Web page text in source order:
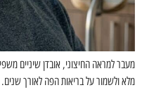
מעבר למראה החיצוני, אובדן שיניים
מלא ולשמור על בריאות הפה לאורך